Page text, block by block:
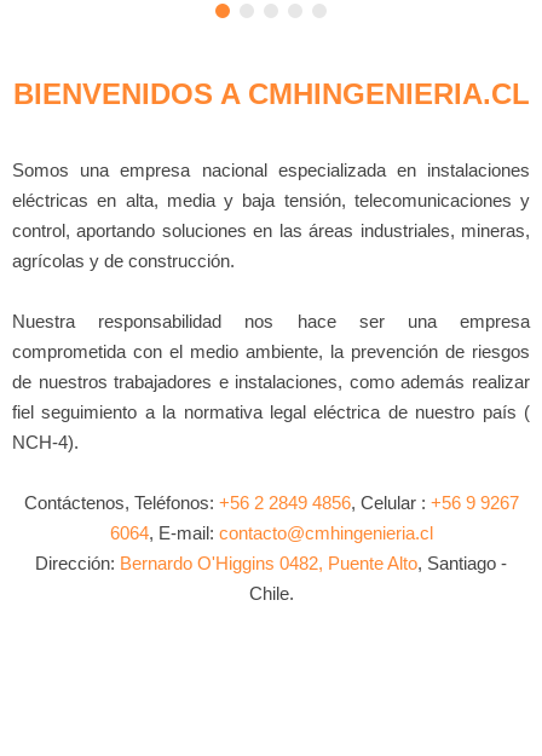
BIENVENIDOS A CMHINGENIERIA.CL
Somos una empresa nacional especializada en instalaciones
eléctricas en alta, media y baja tensión, telecomunicaciones y
control, aportando soluciones en las áreas industriales, mineras,
agrícolas y de construcción.
Nuestra responsabilidad nos hace ser una empresa
comprometida con el medio ambiente, la prevención de riesgos
de nuestros trabajadores e instalaciones, como además realizar
fiel seguimiento a la normativa legal eléctrica de nuestro país (
NCH-4).
Contáctenos, Teléfonos: +56 2 2849 4856, Celular : +56 9 9267
6064, E-mail: contacto@cmhingenieria.cl
Dirección: Bernardo O'Higgins 0482, Puente Alto, Santiago -
Chile.